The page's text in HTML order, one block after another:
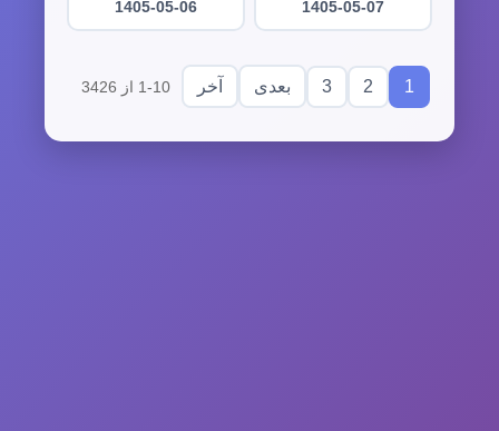
1405-05-07
1405-05-06
1
2
3 بعدی آخر 1-10 از 3426